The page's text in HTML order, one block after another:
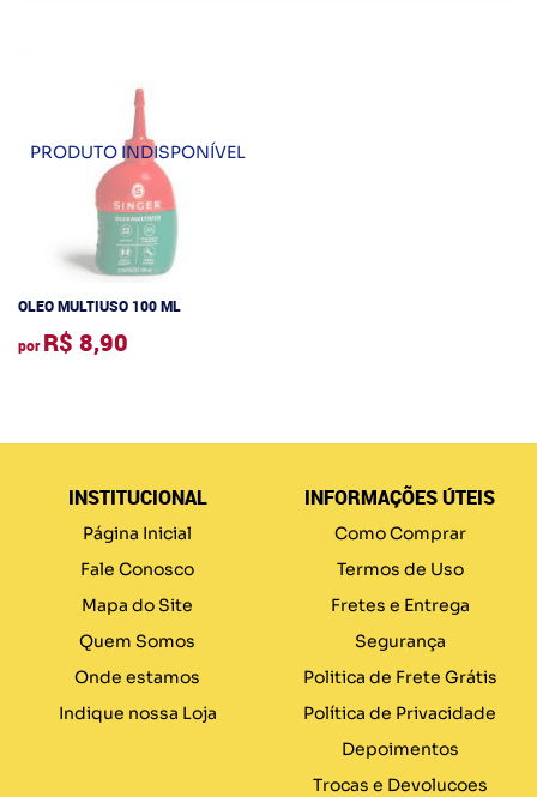
OLEO MULTIUSO 100 ML
por R$ 8,90
INSTITUCIONAL
Página Inicial
Fale Conosco
Mapa do Site
Quem Somos
Onde estamos
Indique nossa Loja
INFORMAÇÕES ÚTEIS
Como Comprar
Termos de Uso
Fretes e Entrega
Segurança
Politica de Frete Grátis
Política de Privacidade
Depoimentos
Trocas e Devolucoes